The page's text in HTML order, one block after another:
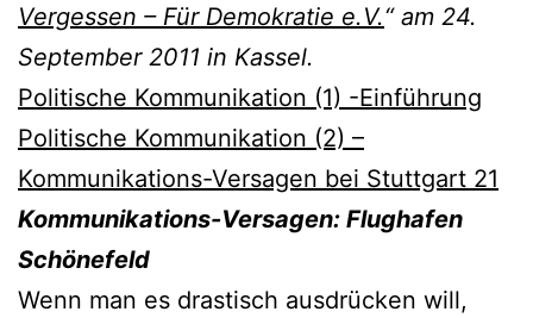
Vergessen – Für Demokratie e.V.“ am 24.
September 2011 in Kassel.
Politische Kommunikation (1) -Einführung
Politische Kommunikation (2) –
Kommunikations-Versagen bei Stuttgart 21
Kommunikations-Versagen: Flughafen
Schönefeld
Wenn man es drastisch ausdrücken will,